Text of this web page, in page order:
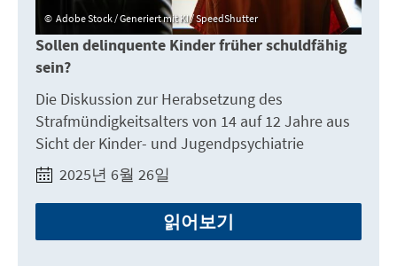
Adobe Stock / Generiert mit KI / SpeedShutter
Sollen delinquente Kinder früher schuldfähig
sein?
Die Diskussion zur Herabsetzung des
Strafmündigkeitsalters von 14 auf 12 Jahre aus
Sicht der Kinder- und Jugendpsychiatrie
2025년 6월 26일
읽어보기